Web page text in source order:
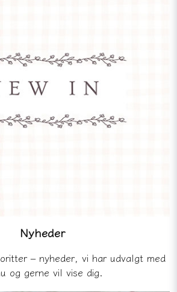
Nyheder
– nyheder, vi har udvalgt med
og gerne vil vise dig.